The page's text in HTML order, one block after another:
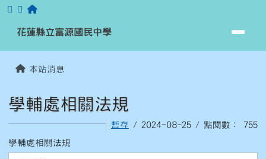
跳至主內容區
花蓮縣立富源國民中學
花蓮縣立富源國民中學
本站消息
學輔處相關法規
暫存 / 2024-08-25 / 點閱數： 755
學輔處相關法規